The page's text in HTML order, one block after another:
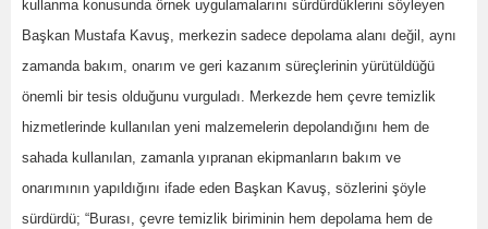
kullanma konusunda örnek uygulamalarını sürdürdüklerini söyleyen
Başkan Mustafa Kavuş, merkezin sadece depolama alanı değil, aynı
zamanda bakım, onarım ve geri kazanım süreçlerinin yürütüldüğü
önemli bir tesis olduğunu vurguladı. Merkezde hem çevre temizlik
hizmetlerinde kullanılan yeni malzemelerin depolandığını hem de
sahada kullanılan, zamanla yıpranan ekipmanların bakım ve
onarımının yapıldığını ifade eden Başkan Kavuş, sözlerini şöyle
sürdürdü; “Burası, çevre temizlik biriminin hem depolama hem de